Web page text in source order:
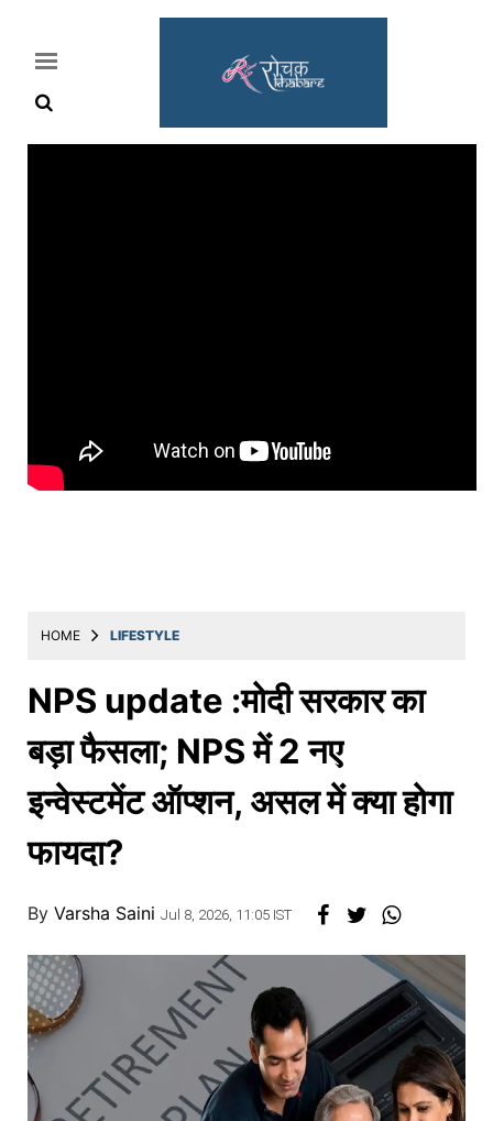
&
मराठी
मनोरंजन
स्पोर्ट्स
बिझनेस
लाईफस्टाईल
ट्रॅव्हल
खाना
HOME LIFESTYLE
NPS update :मोदी सरकार का
बड़ा फैसला; NPS में 2 नए
इन्वेस्टमेंट ऑप्शन, असल में क्या होगा
फायदा?
By Varsha Saini Jul 8, 2026, 11:05 IST